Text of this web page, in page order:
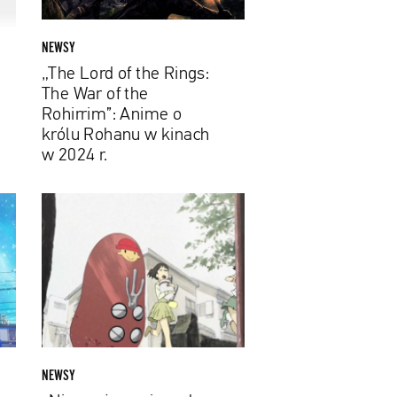
of
the
Rohirrim”:
Anime
o
królu
Rohanu
kinach
2024
NEWSY
„The Lord of the Rings:
The War of the
Rohirrim”: Anime o
królu Rohanu w kinach
w 2024 r.
można
uciec
przyszłości".
Nowy
serial
anime
od
NEWSY